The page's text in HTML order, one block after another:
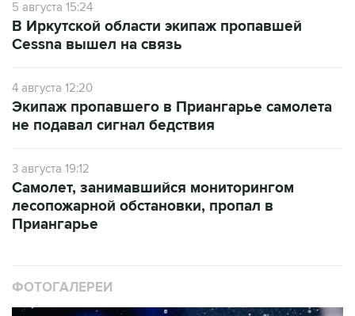
Cessna вышел на связь
не подавал сигнал бедствия
3 августа 19:12
лесопожарной обстановки, пропал в
Приангарье